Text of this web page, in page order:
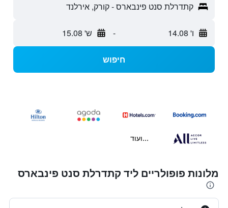
קתדרלת סנט פינבארס - קורק, אירלנד
ו' 14.08 - ש' 15.08
חיפוש
...ועוד
מלונות פופולריים ליד קתדרלת סנט פינבארס